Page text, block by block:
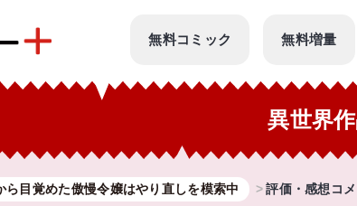
無料コミック 無料増量
異世界
ら目覚めた傲慢令嬢はやり直しを模索中 評価・感想コ